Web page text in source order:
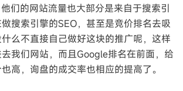
们的网站流量也大部分是来自于搜索引
搜索引擎的SEO，甚至是竞价排名去吸
么不直接自己做好这块的推广呢，这样
我们网站，而且Google排名在前面，给
高，询盘的成交率也相应的提高了。